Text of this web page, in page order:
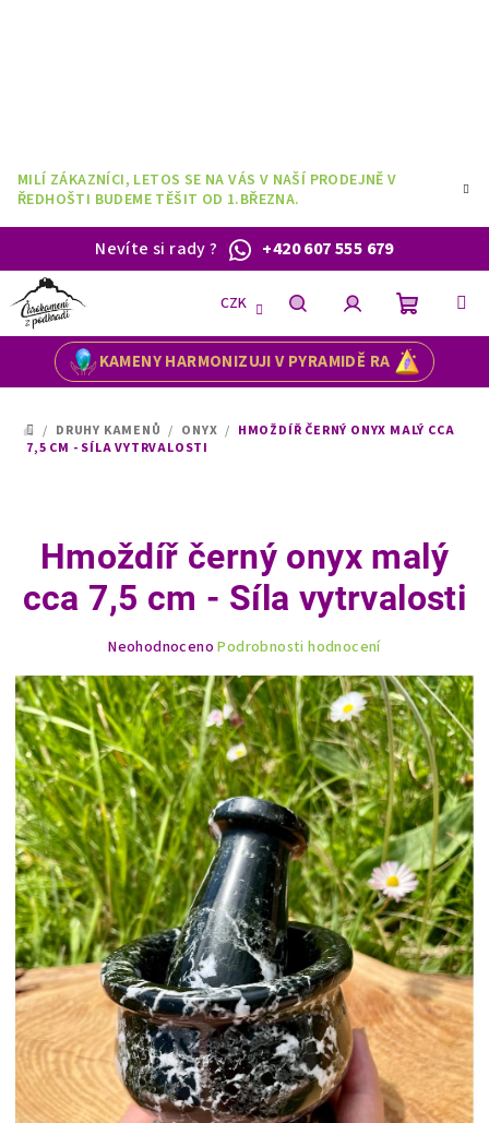
MILÍ ZÁKAZNÍCI, LETOS SE NA VÁS V NAŠÍ PRODEJNĚ V
ŘEDHOŠTI BUDEME TĚŠIT OD 1.BŘEZNA.
Nevíte si rady? +420 607 555 679
KAMENY HARMONIZUJI V PYRAMIDĚ RA
CZK
HledatPřihlášeníNákupní
DOMŮ
/ DRUHY KAMENŮ / ONYX / HMOŽDÍŘ ČERNÝ ONYX MALÝ CCA
7,5 CM - SÍLA VYTRVALOSTI
Hmoždíř černý onyx malý
cca 7,5 cm - Síla vytrvalosti
produktu
je
0,0
z
5
hvězdiček.
Neohodnoceno Podrobnosti hodnocení